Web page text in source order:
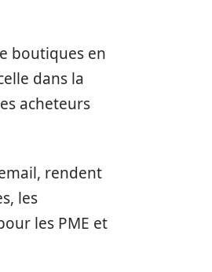
boutiques en
dans la
acheteurs
rendent
les
les PME et